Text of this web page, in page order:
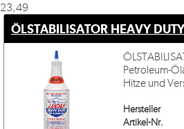
23,49
ÖLSTABILISATOR HEAVY DUTY
Petroleum-
Hitze und
Hersteller
Artikel-Nr.